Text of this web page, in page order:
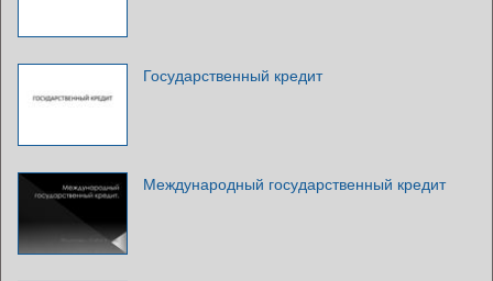
Государственный кредит
Международный государственный кредит